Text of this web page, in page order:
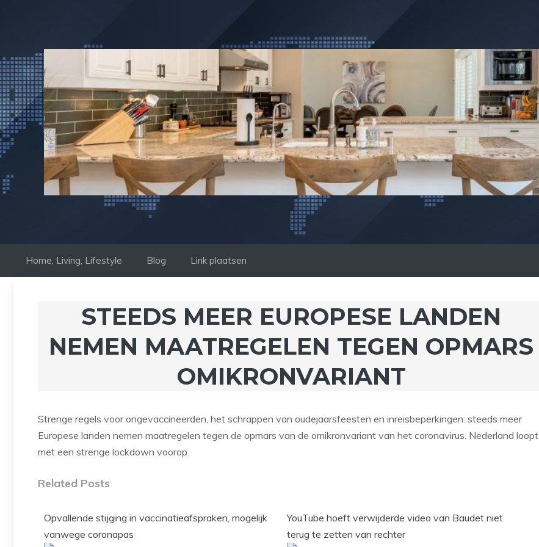
inhoud
Home, Living, Lifestyle Blog Link plaatsen
STEEDS MEER EUROPESE LANDEN
NEMEN MAATREGELEN TEGEN OPMARS
OMIKRONVARIANT
Strenge regels voor ongevaccineerden, het schrappen van oudejaarsfeesten en inreisbeperkingen: steeds meer
Europese landen nemen maatregelen tegen de opmars van de omikronvariant van het coronavirus. Nederland loopt
met een strenge lockdown voorop.
Related Posts
Opvallende stijging in vaccinatieafspraken, mogelijk
vanwege coronapas
YouTube hoeft verwijderde video van Baudet niet
terug te zetten van rechter